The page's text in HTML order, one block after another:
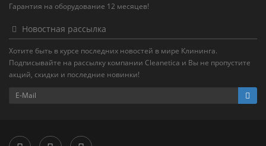
Гарантия на оборудование 12 месяцев!
Новостная рассылка
Хотите быть в курсе последних новостей в мире Клининга.
Подписывайте на рассылку компании Cleanetica и Вы не пропустите
акций, скидки и последние новинки!